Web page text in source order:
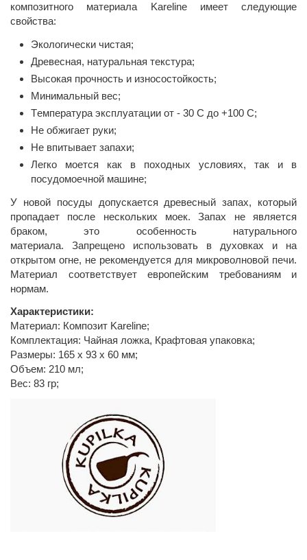
композитного материала Kareline имеет следующие
свойства:
Экологически чистая;
Древесная, натуральная текстура;
Высокая прочность и износостойкость;
Минимальный вес;
Tемпература эксплуатации от - 30 C до +100 C;
Не обжигает руки;
Не впитывает запахи;
Легко моется как в походных условиях, так и в
посудомоечной машине;
У новой посуды допускается древесный запах, который
пропадает после нескольких моек. Запах не является
браком, это особенность натурального
материала. Запрещено использовать в духовках и на
открытом огне, не рекомендуется для микроволновой печи.
Материал соответствует европейским требованиям и
нормам.
Характеристики:
Материал: Композит Kareline;
Комплектация: Чайная ложка, Крафтовая упаковка;
Размеры: 165 х 93 х 60 мм;
Объем: 210 мл;
Вес: 83 гр;